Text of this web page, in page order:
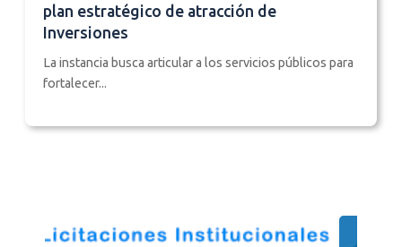
plan estratégico de atracción de
Inversiones
La instancia busca articular a los servicios públicos para
fortalecer...